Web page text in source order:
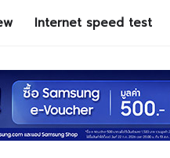
Internet speed test